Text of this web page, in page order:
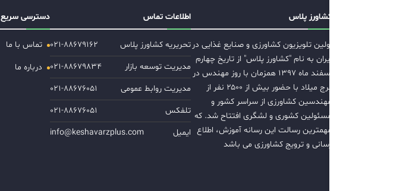
کشاورز پلاس
اولین تلویزیون کشاورزی و صنایع غذایی در
ایران به نام "کشاورز پلاس" از تاریخ چهارم
اسفند ماه ۱۳۹۷ همزمان با روز مهندس در
برج میلاد با حضور بیش از ۲۵۰۰ نفر از
مهندسین کشاورزی از سراسر کشور و
مسئولین کشوری و لشگری افتتاح شد. که
مهمترین رسالت این رسانه آموزش، اطلاع
رسانی و ترویج کشاورزی می باشد
اطلاعات تماس
تحریریه کشاورز پلاس
۰۲۱-۸۸۶۷۹۱۶۲
مدیریت توسعه بازار
۰۲۱-۸۸۶۷۹۸۳۴
مدیریت روابط عمومی
۰۲۱-۸۸۶۷۶۰۵۱
تلفکس
۰۲۱-۸۸۶۷۶۰۵۱
ایمیل
info@keshavarzplus.com
دسترسی سریع
تماس با ما
درباره ما